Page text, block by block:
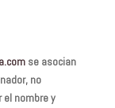
se asocian
no
el nombre y